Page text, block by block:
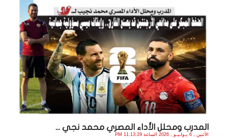
المدرب ومحلل الأداء المصري محمد نجي ...
الأثنين , 6 يـولـيـو , 2026 الساعة 11:13:29 PM